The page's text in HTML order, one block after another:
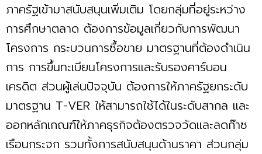
ภาครัฐเข้ามาสนับสนุนเพิ่มเติม โดยกลุ่มที่อยู่ระหว่าง
การศึกษาตลาด ต้องการข้อมูลเกี่ยวกับการพัฒนา
โครงการ กระบวนการซื้อขาย มาตรฐานที่ต้องดำเนิน
การ การขึ้นทะเบียนโครงการและรับรองคาร์บอน
เครดิต ส่วนผู้เล่นปัจจุบัน ต้องการให้ภาครัฐยกระดับ
มาตรฐาน T-VER ให้สามารถใช้ได้ในระดับสากล และ
ออกหลักเกณฑ์ให้ภาคธุรกิจต้องตรวจวัดและลดก๊าซ
เรือนกระจก รวมทั้งการสนับสนุนด้านราคา ส่วนกลุ่ม